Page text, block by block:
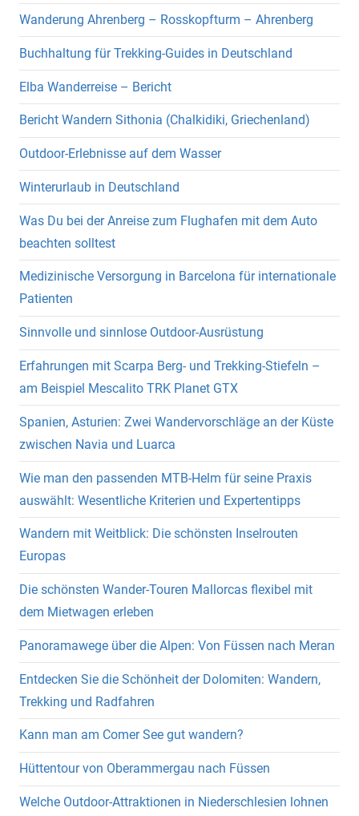
Wanderung Ahrenberg – Rosskopfturm – Ahrenberg
Buchhaltung für Trekking-Guides in Deutschland
Elba Wanderreise – Bericht
Bericht Wandern Sithonia (Chalkidiki, Griechenland)
Outdoor-Erlebnisse auf dem Wasser
Winterurlaub in Deutschland
Was Du bei der Anreise zum Flughafen mit dem Auto
beachten solltest
Medizinische Versorgung in Barcelona für internationale
Patienten
Sinnvolle und sinnlose Outdoor-Ausrüstung
Erfahrungen mit Scarpa Berg- und Trekking-Stiefeln –
am Beispiel Mescalito TRK Planet GTX
Spanien, Asturien: Zwei Wandervorschläge an der Küste
zwischen Navia und Luarca
Wie man den passenden MTB-Helm für seine Praxis
auswählt: Wesentliche Kriterien und Expertentipps
Wandern mit Weitblick: Die schönsten Inselrouten
Europas
Die schönsten Wander-Touren Mallorcas flexibel mit
dem Mietwagen erleben
Panoramawege über die Alpen: Von Füssen nach Meran
Entdecken Sie die Schönheit der Dolomiten: Wandern,
Trekking und Radfahren
Kann man am Comer See gut wandern?
Hüttentour von Oberammergau nach Füssen
Welche Outdoor-Attraktionen in Niederschlesien lohnen